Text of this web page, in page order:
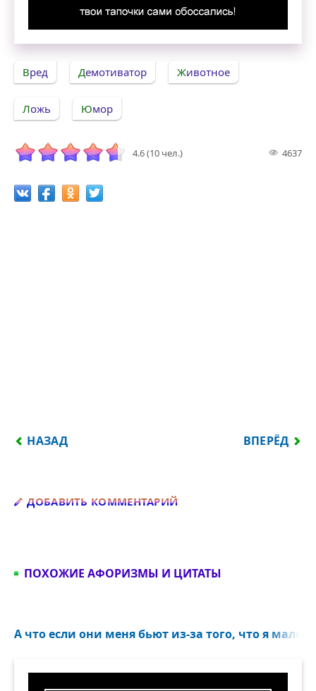
Вред Демотиватор Животное
Ложь Юмор
4.6 (10 чел.) 4637
ПРЕДЫДУЩИЙ: ТАК ЖИЗНЬ СКУЧНА, КОГДА
НАЗАД ВПЕРЁД
ДОБАВИТЬ КОММЕНТАРИЙ
ПОХОЖИЕ АФОРИЗМЫ И ЦИТАТЫ
А что если они меня бьют из-за того, что я мало